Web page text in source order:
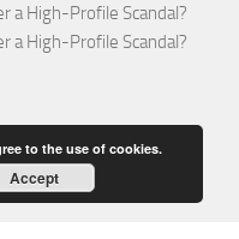
a High-Profile Scandal?
a High-Profile Scandal?
to the use of cookies.
Accept